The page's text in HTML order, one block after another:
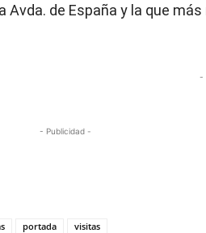
Avda. de España y la que
-
- Publicidad -
portada visitas